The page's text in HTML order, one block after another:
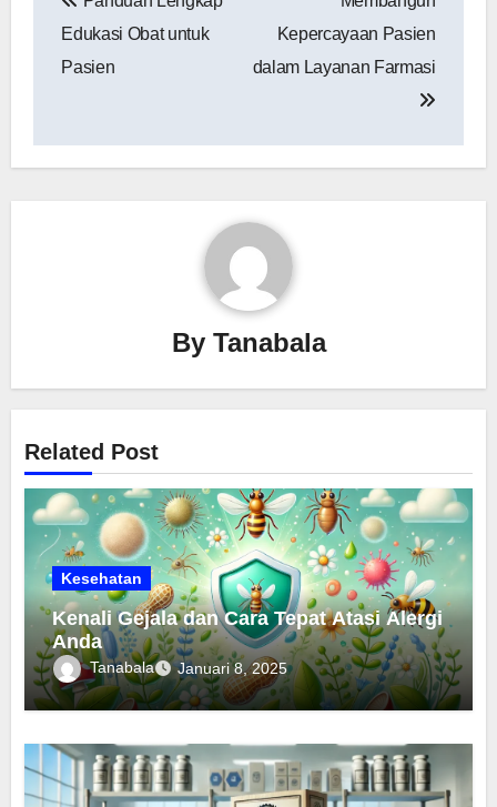
pos
Edukasi Obat untuk
Pasien
Kepercayaan Pasien
dalam Layanan Farmasi
By Tanabala
Related Post
Kesehatan
Kenali Gejala dan Cara Tepat Atasi Alergi
Anda
Tanabala Januari 8, 2025